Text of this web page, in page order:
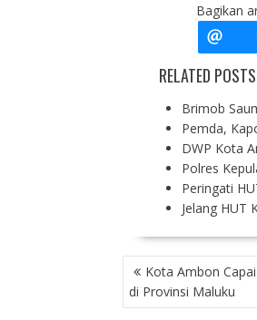
Bagikan
RELATED
Brimob
Pemda,
DWP Kota
Polres
Peringati
Jelang HUT
P
O
S
Kota Ambon
di Provinsi Maluku